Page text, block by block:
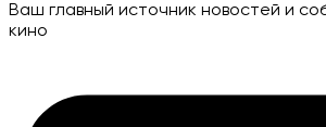
Ваш главный источник новостей и
кино